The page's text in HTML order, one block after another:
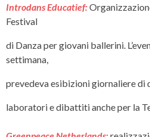
Introdans Educatief:
Festival
di Danza per giovani ballerini.
settimana,
prevedeva esibizioni giornaliere di
laboratori e dibattiti anche per la